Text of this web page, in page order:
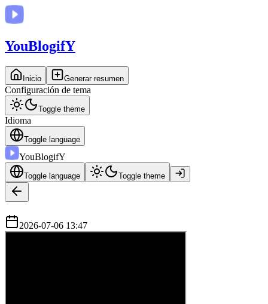
YouBlogifY
Inicio Generar resumen
Configuración de tema
Toggle theme
Idioma
Toggle language
YouBlogifY
Toggle language Toggle theme
2026-07-06 13:47